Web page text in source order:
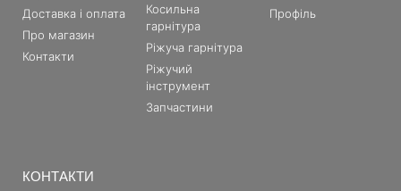
Доставка і оплата
Про магазин
Контакти
Косильна
гарнітура
Ріжуча гарнітура
Ріжучий
інструмент
Запчастини
Профіль
КОНТАКТИ